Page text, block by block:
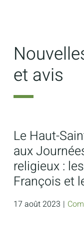
et avis
Le Haut-
aux
religieux :
François et
17 août 2023 |